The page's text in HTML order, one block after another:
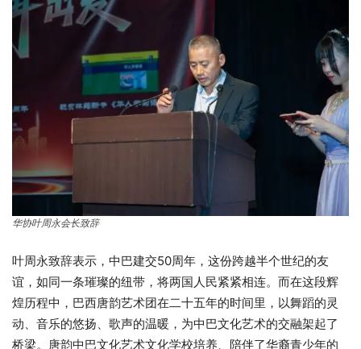
华协叶周永会长致辞
叶周永致辞表示，中巴建交50周年，这份跨越半个世纪的友
谊，如同一条璀璨的纽带，将两国人民紧紧相连。而在这段辉
煌历程中，巴西唐韵艺术团在二十五年的时间里，以舞蹈的灵
动、音乐的悠扬、歌声的温暖，为中巴文化艺术的交融架起了
桥梁。唐韵中巴文化艺术文化学校培养、陪伴了华裔青少年的